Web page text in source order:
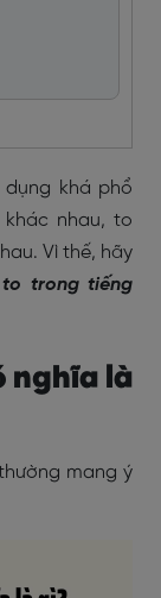
dụng khá phổ
khác nhau, to
Vì thế, hãy
trong tiếng
nghĩa là
mang ý